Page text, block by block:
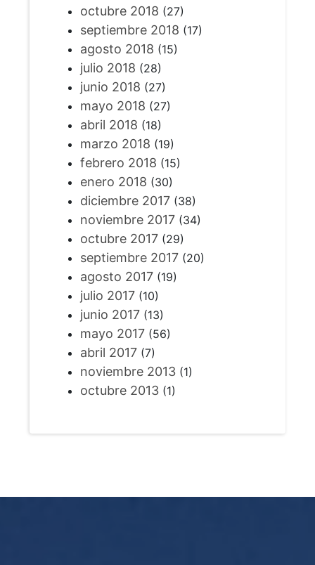
octubre 2018 (27)
septiembre 2018 (17)
agosto 2018 (15)
julio 2018 (28)
junio 2018 (27)
mayo 2018 (27)
abril 2018 (18)
marzo 2018 (19)
febrero 2018 (15)
enero 2018 (30)
diciembre 2017(38)
noviembre 2017(34)
octubre 2017(29)
septiembre 2017(20)
agosto 2017(19)
julio 2017(10)
junio 2017(13)
mayo 2017(56)
abril 2017(7)
noviembre 2013(1)
octubre 2013(1)